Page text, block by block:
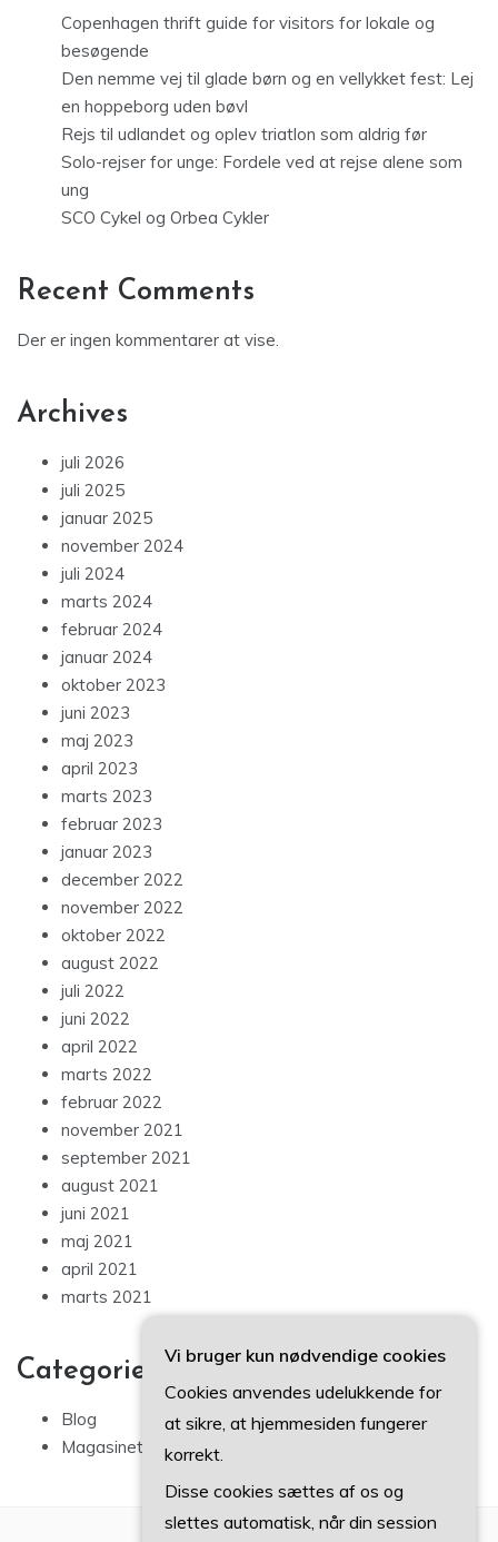
Copenhagen thrift guide for visitors for lokale og
besøgende
Den nemme vej til glade børn og en vellykket fest: Lej
en hoppeborg uden bøvl
Rejs til udlandet og oplev triatlon som aldrig før
Solo-rejser for unge: Fordele ved at rejse alene som
ung
SCO Cykel og Orbea Cykler
Recent Comments
Der er ingen kommentarer at vise.
Archives
juli 2026
juli 2025
januar 2025
november 2024
juli 2024
marts 2024
februar 2024
januar 2024
oktober 2023
juni 2023
maj 2023
april 2023
marts 2023
februar 2023
januar 2023
december 2022
november 2022
oktober 2022
august 2022
juli 2022
juni 2022
april 2022
marts 2022
februar 2022
november 2021
september 2021
august 2021
juni 2021
maj 2021
april 2021
marts 2021
Categories
Blog
Magasinet
Vi bruger kun nødvendige cookies
Cookies anvendes udelukkende for
at sikre, at hjemmesiden fungerer
korrekt.
Disse cookies sættes af os og
slettes automatisk, når din session